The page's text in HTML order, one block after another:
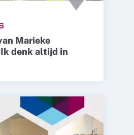
Marieke
denk altijd in